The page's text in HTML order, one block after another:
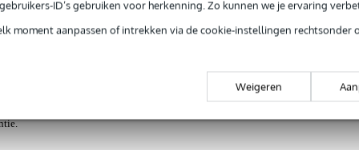
ID’s gebruiken voor herkenning. Zo kunnen we je ervaring
moment aanpassen of intrekken via de cookie-instellingen rechtsonder
Weigeren
ukelele